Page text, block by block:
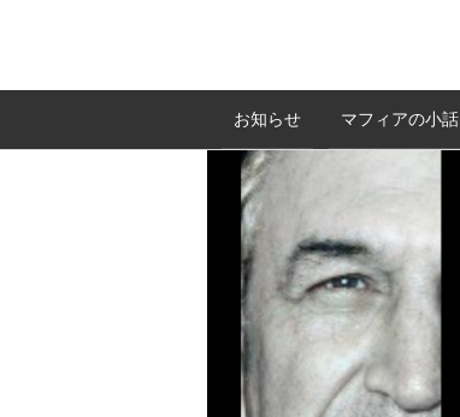
お知らせ マフィアの小話